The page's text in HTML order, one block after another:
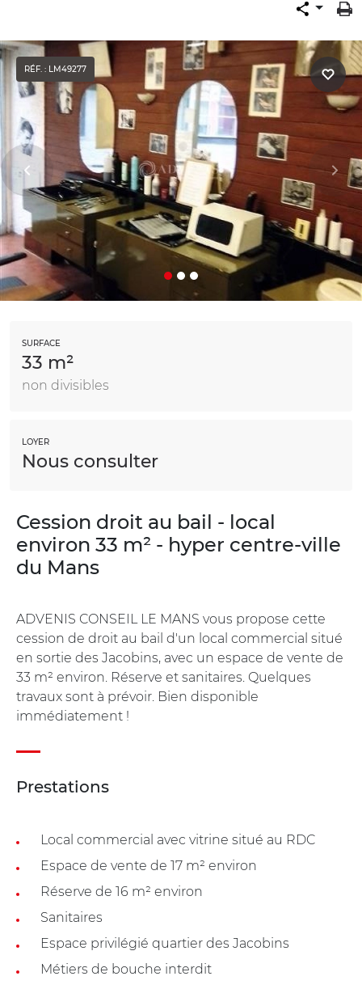
RÉF. : LM49277
SURFACE
33 m²
non divisibles
LOYER
Nous consulter
Cession droit au bail - local
environ 33 m² - hyper centre-ville
du Mans
ADVENIS CONSEIL LE MANS vous propose cette
cession de droit au bail d'un local commercial situé
en sortie des Jacobins, avec un espace de vente de
33 m² environ. Réserve et sanitaires. Quelques
travaux sont à prévoir. Bien disponible
immédiatement !
Prestations
Local commercial avec vitrine situé au RDC
Espace de vente de 17 m² environ
Réserve de 16 m² environ
Sanitaires
Espace privilégié quartier des Jacobins
Métiers de bouche interdit